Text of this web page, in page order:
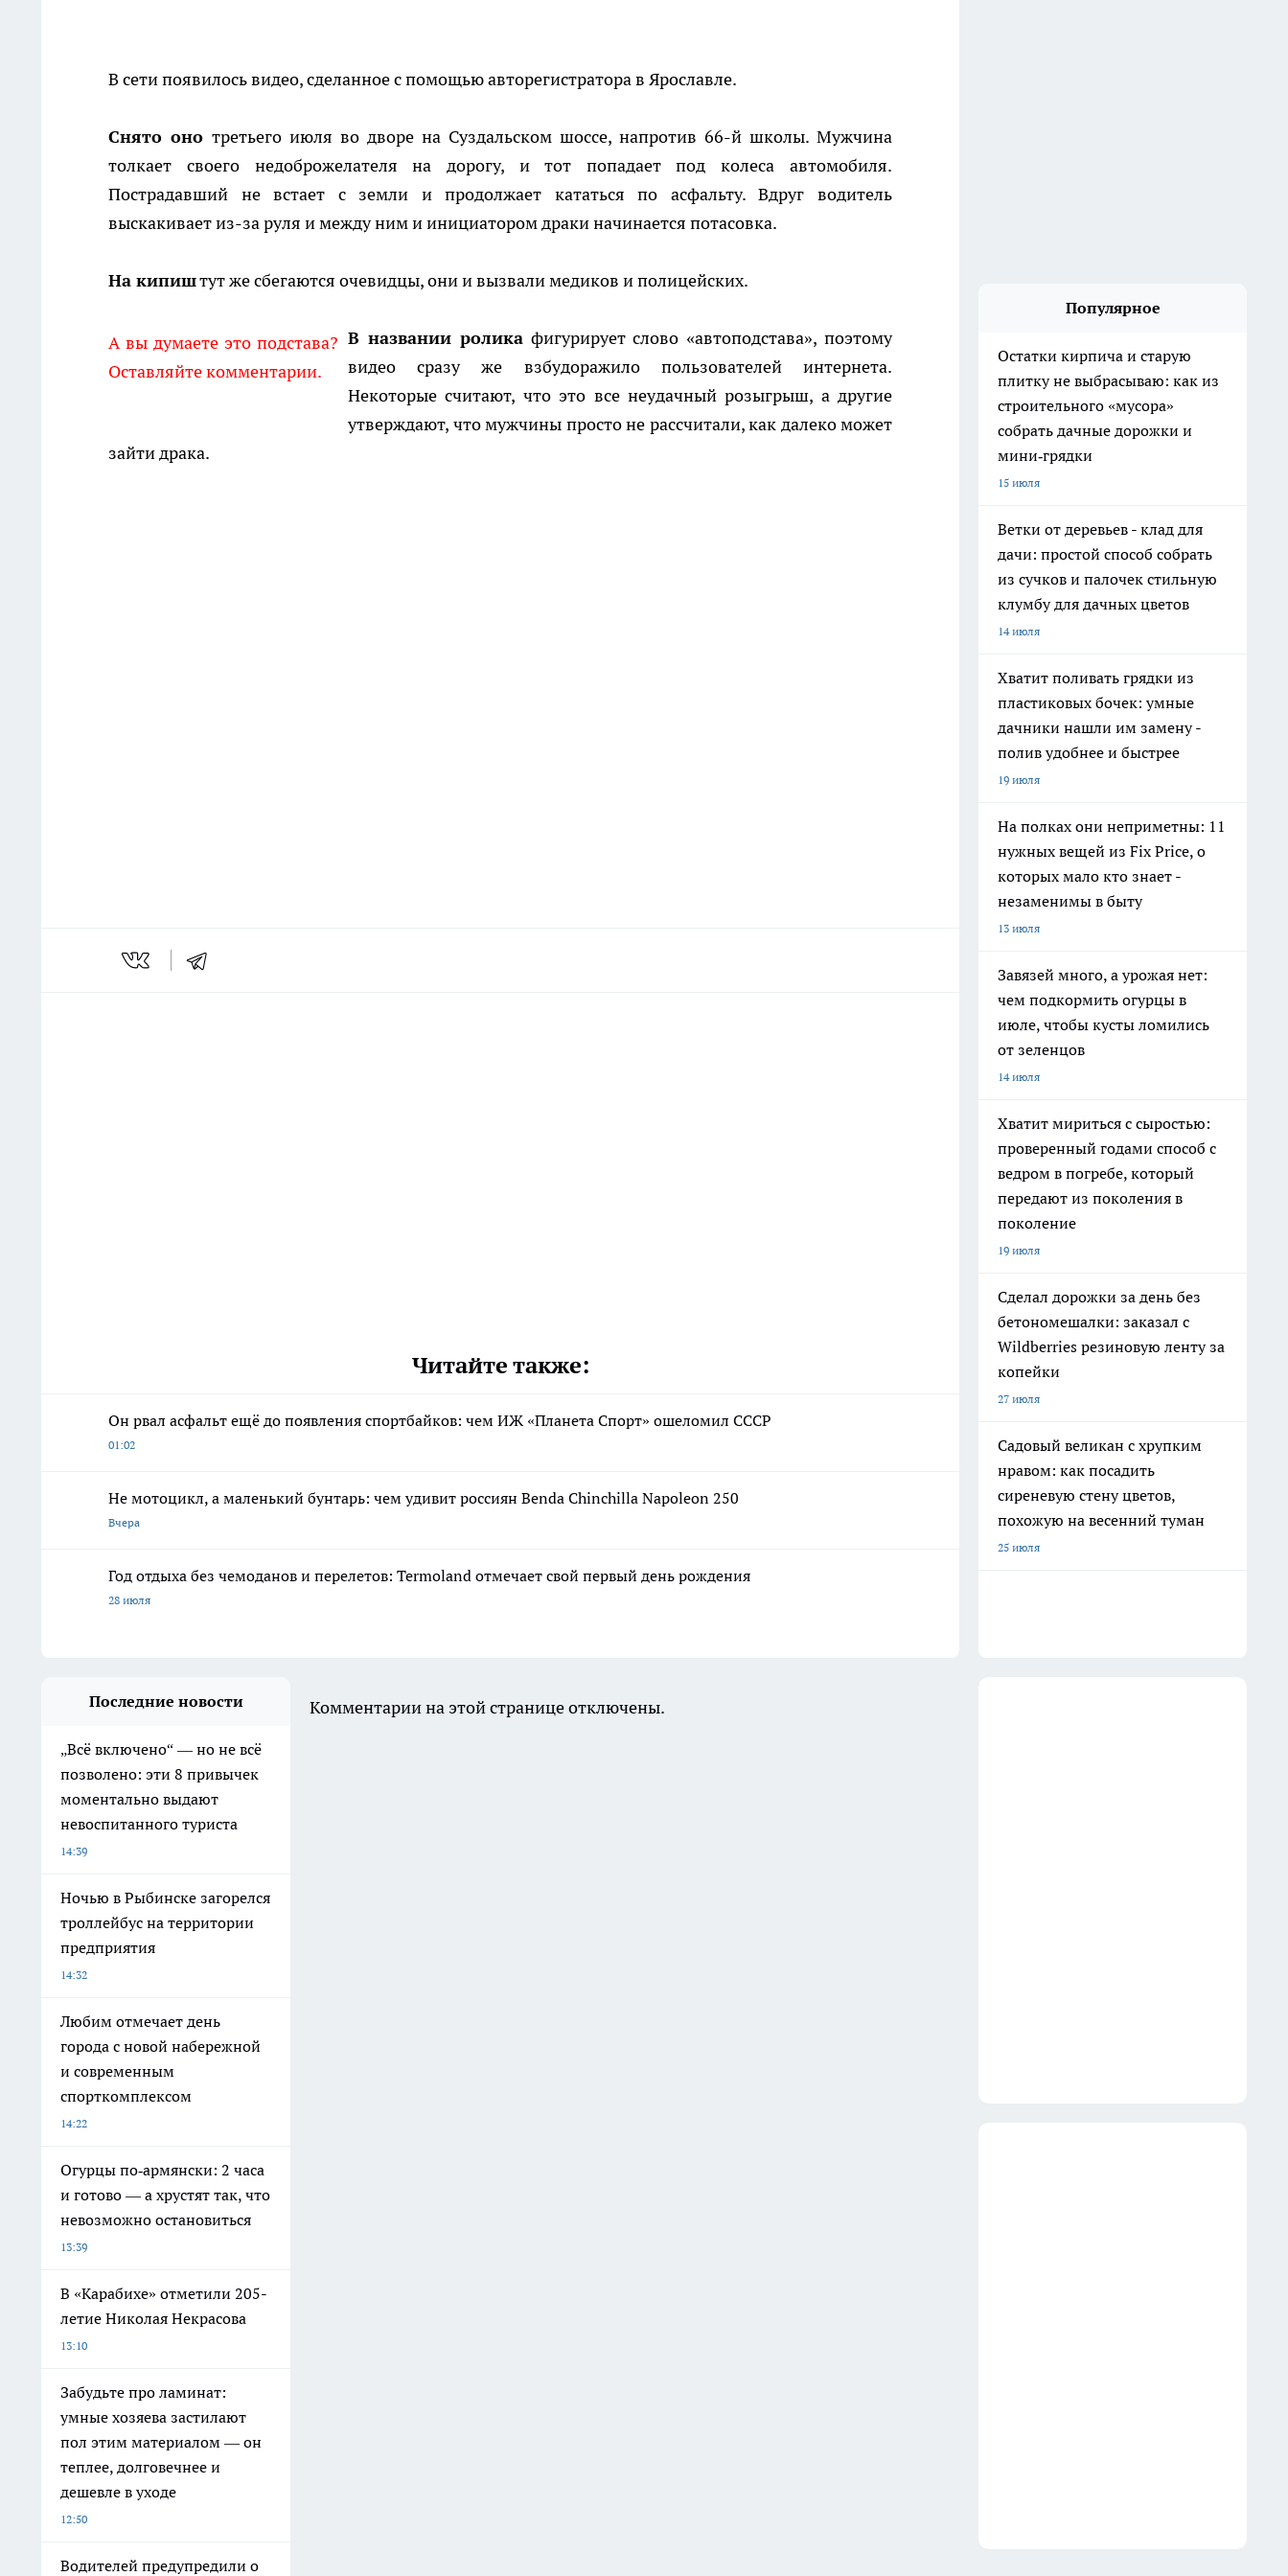
В сети появилось видео, сделанное с помощью авторегистратора в Ярославле.
Снято оно третьего июля во дворе на Суздальском шоссе, напротив 66-й школы. Мужчина
толкает своего недоброжелателя на дорогу, и тот попадает под колеса автомобиля.
Пострадавший не встает с земли и продолжает кататься по асфальту. Вдруг водитель
выскакивает из-за руля и между ним и инициатором драки начинается потасовка.
На кипиштут же сбегаются очевидцы, они и вызвали медиков и полицейских.
А вы думаете это подстава?
Оставляйте комментарии.
В названии роликафигурирует слово «автоподстава», поэтому
видео сразу же взбудоражило пользователей интернета.
Некоторые считают, что это все неудачный розыгрыш, а другие
утверждают, что мужчины просто не рассчитали, как далеко может
зайти драка.
Читайте также:
Он рвал асфальт ещё до появления спортбайков: чем ИЖ «Планета Спорт» ошеломил СССР
01:02
Не мотоцикл, а маленький бунтарь: чем удивит россиян Benda Chinchilla Napoleon 250
Вчера
Год отдыха без чемоданов и перелетов: Termoland отмечает свой первый день рождения
28 июля
Популярное
Остатки кирпича и старую
плитку не выбрасываю: как из
строительного «мусора»
собрать дачные дорожки и
мини‑грядки
15 июля
Ветки от деревьев - клад для
дачи: простой способ собрать
из сучков и палочек стильную
клумбу для дачных цветов
14 июля
Хватит поливать грядки из
пластиковых бочек: умные
дачники нашли им замену -
полив удобнее и быстрее
19 июля
На полках они неприметны: 11
нужных вещей из Fix Price, о
которых мало кто знает -
незаменимы в быту
13 июля
Завязей много, а урожая нет:
чем подкормить огурцы в
июле, чтобы кусты ломились
от зеленцов
14 июля
Хватит мириться с сыростью:
проверенный годами способ с
ведром в погребе, который
передают из поколения в
поколение
19 июля
Сделал дорожки за день без
бетономешалки: заказал с
Wildberries резиновую ленту за
копейки
27 июля
Садовый великан с хрупким
нравом: как посадить
сиреневую стену цветов,
похожую на весенний туман
25 июля
Последние новости
„Всё включено“ — но не всё
позволено: эти 8 привычек
моментально выдают
невоспитанного туриста
14:39
Ночью в Рыбинске загорелся
троллейбус на территории
предприятия
14:32
Любим отмечает день
города с новой набережной
и современным
спорткомплексом
14:22
Огурцы по‑армянски: 2 часа
и готово — а хрустят так, что
невозможно остановиться
13:39
В «Карабихе» отметили 205-
летие Николая Некрасова
13:10
Забудьте про ламинат:
умные хозяева застилают
пол этим материалом — он
теплее, долговечнее и
дешевле в уходе
12:50
Водителей предупредили о
Комментарии на этой странице отключены.